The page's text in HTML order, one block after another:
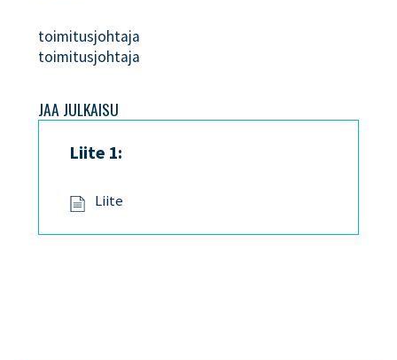
toimitusjohtaja
toimitusjohtaja
JAA JULKAISU
Liite 1:
Liite